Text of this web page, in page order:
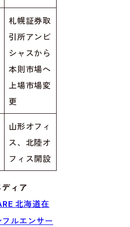
札幌証券取
引所アンビ
シャスから
本則市場へ
上場市場変
更
山形オフィ
ス、北陸オ
フィス開設
ディア
北海道在
ルエンサー